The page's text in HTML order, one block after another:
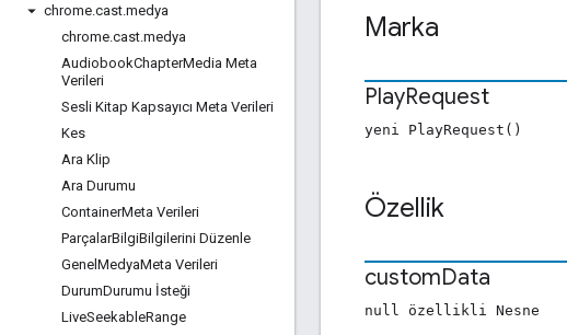
chrome.cast.medya
chrome.cast.medya
AudiobookChapterMedia Meta
Verileri
Sesli Kitap Kapsayıcı Meta Verileri
Kes
Ara Klip
Ara Durumu
ContainerMeta Verileri
ParçalarBilgiBilgilerini Düzenle
Genel MedyaMeta Verileri
DurumDurumu İsteği
LiveSeekableRange
Marka
PlayRequest
yeni PlayRequest()
Özellik
customData
null özellikli Nesne